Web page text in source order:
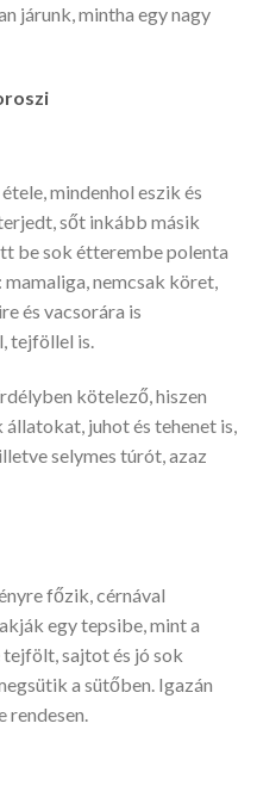
járunk, mintha egy nagy
mindenhol eszik és
sőt inkább másik
be sok étterembe polenta
mamaliga, nemcsak köret,
és vacsorára is
tejföllel is.
kötelező, hiszen
juhot és tehenet is,
selymes túrót, azaz
főzik, cérnával
egy tepsibe, mint a
sajtot és jó sok
a sütőben. Igazán
rendesen.